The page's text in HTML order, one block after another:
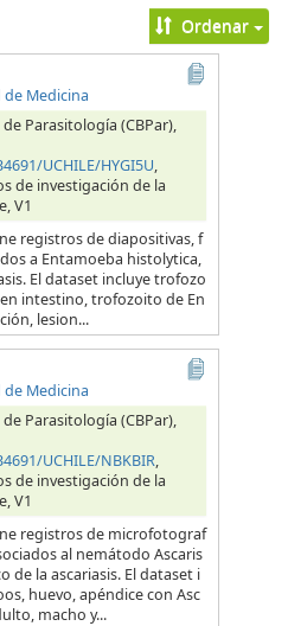
Ordenar
de Medicina
Parasitología (CBPar),
UCHILE/HYGI5U,
de investigación de la
V1
registros de diapositivas, f
a Entamoeba histolytica,
El dataset incluye trofozo
intestino, trofozoito de En
lesion...
de Medicina
Parasitología (CBPar),
UCHILE/NBKBIR,
de investigación de la
V1
registros de microfotograf
al nemátodo Ascaris
de la ascariasis. El dataset i
huevo, apéndice con Asc
macho y...